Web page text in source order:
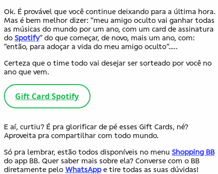
Ok. É provável que você continue deixando para a última hora.
Mas é bem melhor dizer: “meu amigo oculto vai ganhar todas
as músicas do mundo por um ano, com um card de assinatura
do Spotify” do que começar, de novo, mais um ano, com:
“então, para adoçar a vida do meu amigo oculto”…..
Certeza que o time todo vai desejar ser sorteado por você no
ano que vem.
Gift Card Spotify
E aí, curtiu? É pra glorificar de pé esses Gift Cards, né?
Aproveita pra compartilhar com todo mundo.
Só pra lembrar, estão todos disponíveis no menu Shopping BB
do app BB. Quer saber mais sobre ela? Converse com o BB
diretamente pelo WhatsAppe tire todas as suas dúvidas!